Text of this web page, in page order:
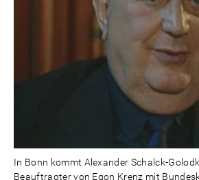
In Bonn kommt Alexander Schalck-
Beauftragter von Egon Krenz mit